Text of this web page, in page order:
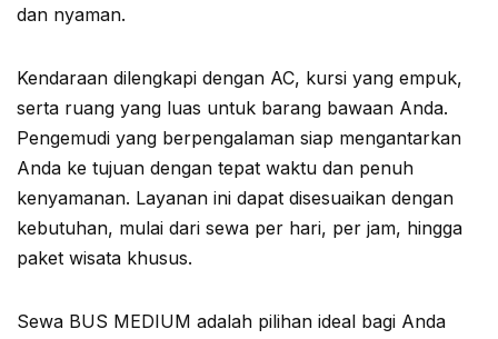
dan nyaman.
Kendaraan dilengkapi dengan AC, kursi yang empuk,
serta ruang yang luas untuk barang bawaan Anda.
Pengemudi yang berpengalaman siap mengantarkan
Anda ke tujuan dengan tepat waktu dan penuh
kenyamanan. Layanan ini dapat disesuaikan dengan
kebutuhan, mulai dari sewa per hari, per jam, hingga
paket wisata khusus.
Sewa BUS MEDIUM adalah pilihan ideal bagi Anda